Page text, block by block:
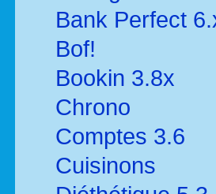
Bank Perfect
Bof!
Bookin 3.8x
Chrono
Comptes 3.6
Cuisinons